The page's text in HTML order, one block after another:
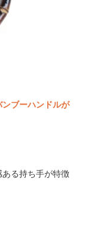
ンブーハンドルが
る持ち手が特徴